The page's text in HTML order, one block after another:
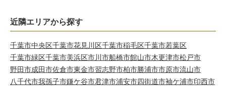
近隣エリアから探す
千葉市中央区千葉市花見川区千葉市稲毛区千葉市若葉区
千葉市緑区千葉市美浜区市川市船橋市館山市木更津市松戸市
野田市成田市佐倉市東金市習志野市柏市勝浦市市原市流山市
八千代市我孫子市鎌ケ谷市君津市浦安市四街道市袖ケ浦市印西市